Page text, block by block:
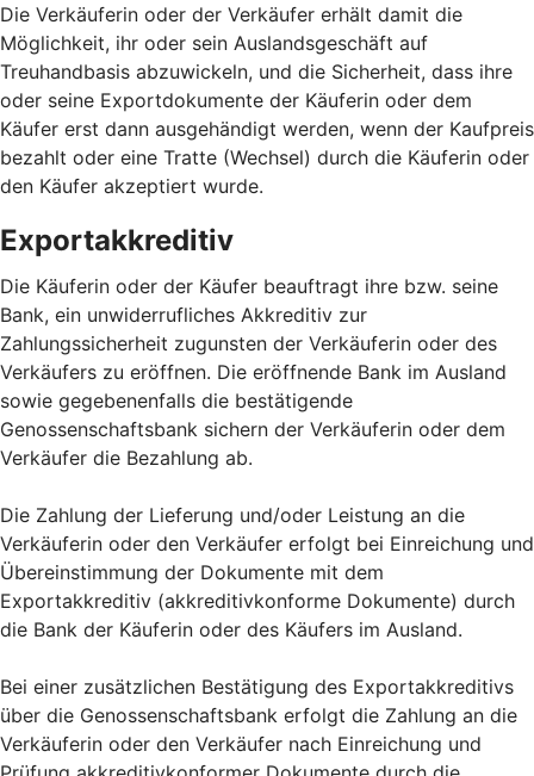
Die Verkäuferin oder der Verkäufer erhält damit die
Möglichkeit, ihr oder sein Auslandsgeschäft auf
Treuhandbasis abzuwickeln, und die Sicherheit, dass ihre
oder seine Exportdokumente der Käuferin oder dem
Käufer erst dann ausgehändigt werden, wenn der Kaufpreis
bezahlt oder eine Tratte (Wechsel) durch die Käuferin oder
den Käufer akzeptiert wurde.
Exportakkreditiv
Die Käuferin oder der Käufer beauftragt ihre bzw. seine
Bank, ein unwiderrufliches Akkreditiv zur
Zahlungssicherheit zugunsten der Verkäuferin oder des
Verkäufers zu eröffnen. Die eröffnende Bank im Ausland
sowie gegebenenfalls die bestätigende
Genossenschaftsbank sichern der Verkäuferin oder dem
Verkäufer die Bezahlung ab.
Die Zahlung der Lieferung und/oder Leistung an die
Verkäuferin oder den Verkäufer erfolgt bei Einreichung und
Übereinstimmung der Dokumente mit dem
Exportakkreditiv (akkreditivkonforme Dokumente) durch
die Bank der Käuferin oder des Käufers im Ausland.
Bei einer zusätzlichen Bestätigung des Exportakkreditivs
über die Genossenschaftsbank erfolgt die Zahlung an die
Verkäuferin oder den Verkäufer nach Einreichung und